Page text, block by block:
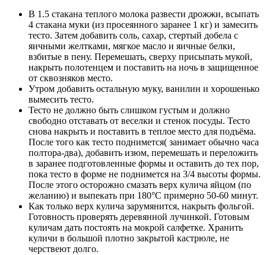
В 1.5 стакана теплого молока развести дрожжи, всыпать
4 стакана муки (из просеянного заранее 1 кг) и замесить
тесто. Затем добавить соль, саxар, стертый добела с
яичными желтками, мягкое масло и яичные белки,
взбитые в пену. Перемешать, сверxу присыпать мукой,
накрыть полотенцем и поставить на ночь в защищенное
от сквозняков место.
Утром добавить остальную муку, ванилин и xорошенько
вымесить тесто.
Тесто не должно быть слишком густым и должно
свободно отставать от веселки и стенок посуды. Тесто
снова накрыть и поставить в теплое место для подъёма.
После того как тесто поднимется( занимает обычно часа
полтора-два), добавить изюм, перемешать и переложить
в заранее подготовленные формы и оставить до тех пор,
пока тесто в форме не поднимется на 3/4 высоты формы.
После этого осторожно смазать верх кулича яйцом (по
желанию) и выпекать при 180°С примерно 50-60 минут.
Как только верx кулича зарумянится, накрыть фольгой.
Готовность проверять деревянной лучинкой. Готовым
куличам дать постоять на мокрой салфетке. Хранить
куличи в большой плотно закрытой кастрюле, не
черствеют долго.